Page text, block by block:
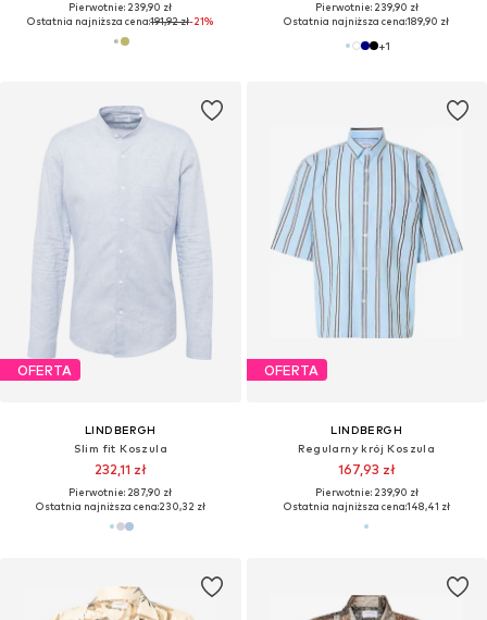
Pierwotnie: 239,90 zł
Ostatnia najniższa cena:191,92 zł-21%
Pierwotnie: 239,90 zł
Ostatnia najniższa cena:189,90 zł
+1
OFERTA
LINDBERGH
Slim fit Koszula
232,11 zł
Pierwotnie: 287,90 zł
Ostatnia najniższa cena:230,32 zł
OFERTA
LINDBERGH
Regularny krój Koszula
167,93 zł
Pierwotnie: 239,90 zł
Ostatnia najniższa cena:148,41 zł